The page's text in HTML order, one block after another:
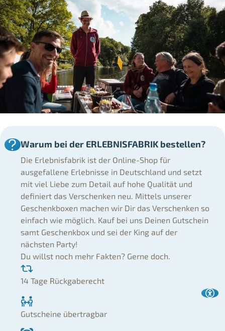
Warum bei der ERLEBNISFABRIK bestellen?
Die Erlebnisfabrik ist der Online-Shop für
ausgefallene Erlebnisse in Deutschland und setzt
mit viel Liebe zum Detail auf hohe Qualität und
definiert das Verschenken neu. Mittels unserer
Geschenkboxen machen wir Dir das Verschenken so
einfach wie möglich. Kauf bei uns Deinen Gutschein
samt Geschenkbox und sei der King auf der
nächsten Party!
Du willst noch mehr Fakten? Gerne doch.
14 Tage Rückgaberecht
Gutscheine übertragbar